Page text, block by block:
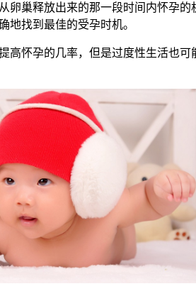
释放出来的那一段时间内怀孕的
地找到最佳的受孕时机。
孕的几率，但是过度性生活也可